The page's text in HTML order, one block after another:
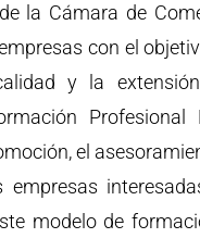
la Cámara de
con el
y la
Profesional
el
modelo de